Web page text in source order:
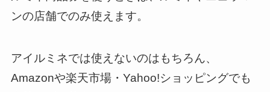
ンの店舗でのみ使えます。
アイルミネでは使えないのはもちろん、
Amazonや楽天市場・Yahoo!ショッピングでも